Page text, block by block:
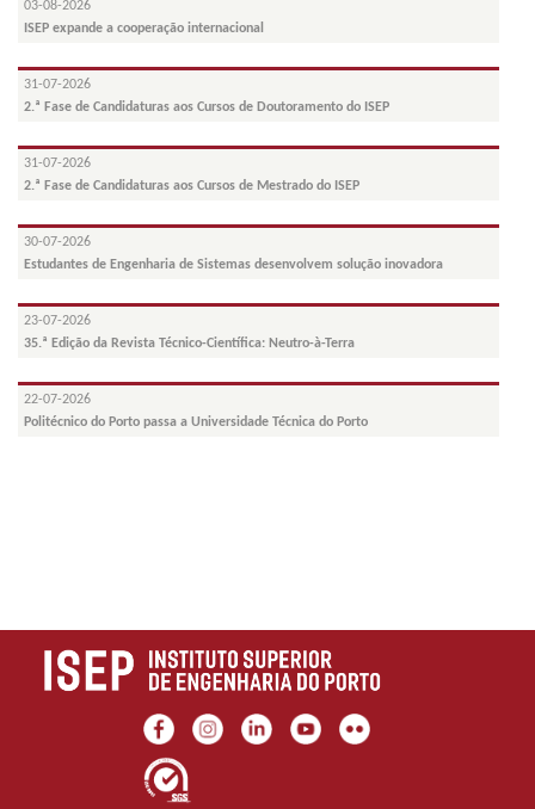
03-08-2026
ISEP expande a cooperação internacional
31-07-2026
2.ª Fase de Candidaturas aos Cursos de Doutoramento do ISEP
31-07-2026
2.ª Fase de Candidaturas aos Cursos de Mestrado do ISEP
30-07-2026
Estudantes de Engenharia de Sistemas desenvolvem solução inovadora
23-07-2026
35.ª Edição da Revista Técnico-Científica: Neutro-à-Terra
22-07-2026
Politécnico do Porto passa a Universidade Técnica do Porto